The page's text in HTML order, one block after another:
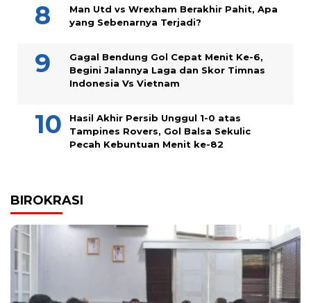
Man Utd vs Wrexham Berakhir Pahit, Apa
yang Sebenarnya Terjadi?
Gagal Bendung Gol Cepat Menit Ke-6,
Begini Jalannya Laga dan Skor Timnas
Indonesia Vs Vietnam
Hasil Akhir Persib Unggul 1-0 atas
Tampines Rovers, Gol Balsa Sekulic
Pecah Kebuntuan Menit ke-82
BIROKRASI